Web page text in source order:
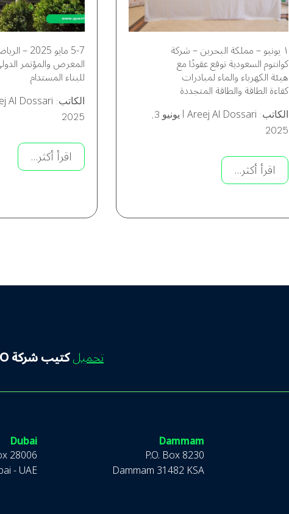
١ يونيو – مملكة البحرين – شركة
كوانتوم السعودية توقع عقودًا مع
هيئة الكهرباء والماء لمبادرات
كفاءة الطاقة والطاقة المتجددة
الكاتب: Areej Al Dossari
|
يونيو 3,
2025
اقرأ أكثر...
5-7 مايو 2025
المعرض والمؤتمر
للبناء المستدام
الكاتب: Al Dossari
2025
اقرأ أكثر...
تحميلكتيب شركة Quantum Eurostar ESCO
Dammam
P.O. Box 8230
Dammam 31482 KSA
Dubai
28006
- UAE